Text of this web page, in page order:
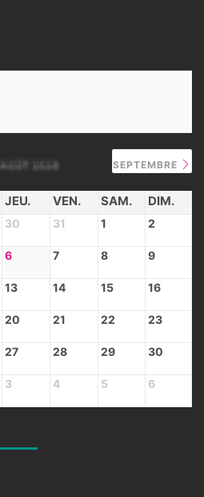
AOÛT 2026 SEPTEMBRE
JEU. VEN. SAM. DIM.
30 31 1 2
6 7 8 9
13 14 15 16
20 21 22 23
27 28 29 30
3 4 5 6